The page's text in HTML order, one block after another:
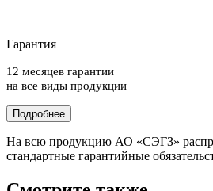
Гарантия
12 месяцев гарантии
на все виды продукции
Подробнее
На всю продукцию АО «СЭГЗ»
стандартные гарантийные